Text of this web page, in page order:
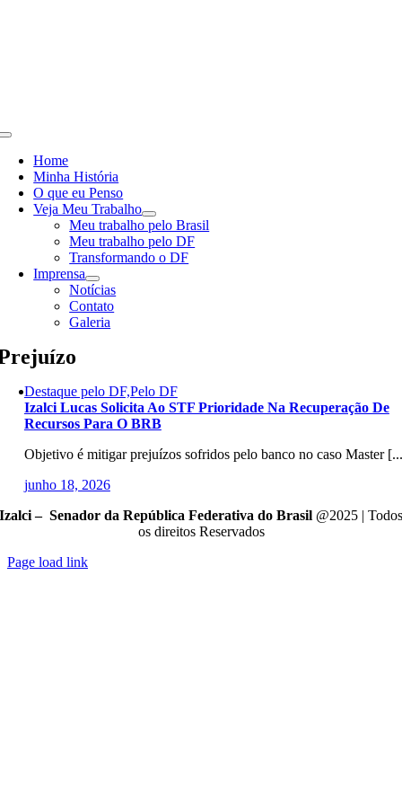
Toggle
NavigationHome
Minha História
O que eu Penso
Veja Meu Trabalho
Meu trabalho pelo Brasil
Meu trabalho pelo DF
Transformando o DF
Imprensa
Notícias
Contato
Galeria
Destaque pelo DF,Pelo DF
Izalci Lucas Solicita Ao STF Prioridade Na Recuperação De
Recursos Para O BRB
Objetivo é mitigar prejuízos sofridos pelo banco no caso Master
junho 18, 2026
Izalci – Senador da República Federativa do Brasil @2025 | Todos
os direitos Reservados
Page load link